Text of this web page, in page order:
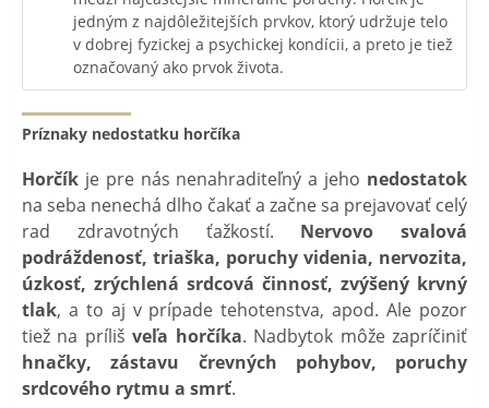
jedným z najdôležitejších prvkov, ktorý udržuje telo
v dobrej fyzickej a psychickej kondícii, a preto je tiež
označovaný ako prvok života.
Príznaky nedostatku horčíka
Horčík je pre nás nenahraditeľný a jeho nedostatok
na seba nenechá dlho čakať a začne sa prejavovať celý
rad zdravotných ťažkostí. Nervovo svalová
podráždenosť, triaška, poruchy videnia, nervozita,
úzkosť, zrýchlená srdcová činnosť, zvýšený krvný
tlak, a to aj v prípade tehotenstva, apod. Ale pozor
tiež na prílišveľa horčíka. Nadbytok môže zapríčiniť
hnačky, zástavu črevných pohybov, poruchy
srdcového rytmu a smrť.